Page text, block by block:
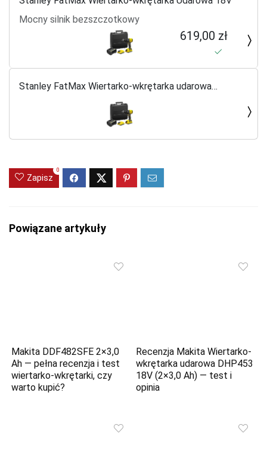
Mocny silnik bezszczotkowy
619,00 zł
Stanley FatMax Wiertarko-wkrętarka udarowa
SFMCD715D2K-QW 18V 2x2,0 Ah
Zapisz
0
Powiązane artykuły
Makita DDF482SFE 2×3,0
Ah — pełna recenzja i test
wiertarko-wkrętarki, czy
warto kupić?
Recenzja Makita Wiertarko-
wkrętarka udarowa DHP453
18V (2×3,0 Ah) — test i
opinia